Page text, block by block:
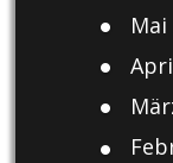
Mai